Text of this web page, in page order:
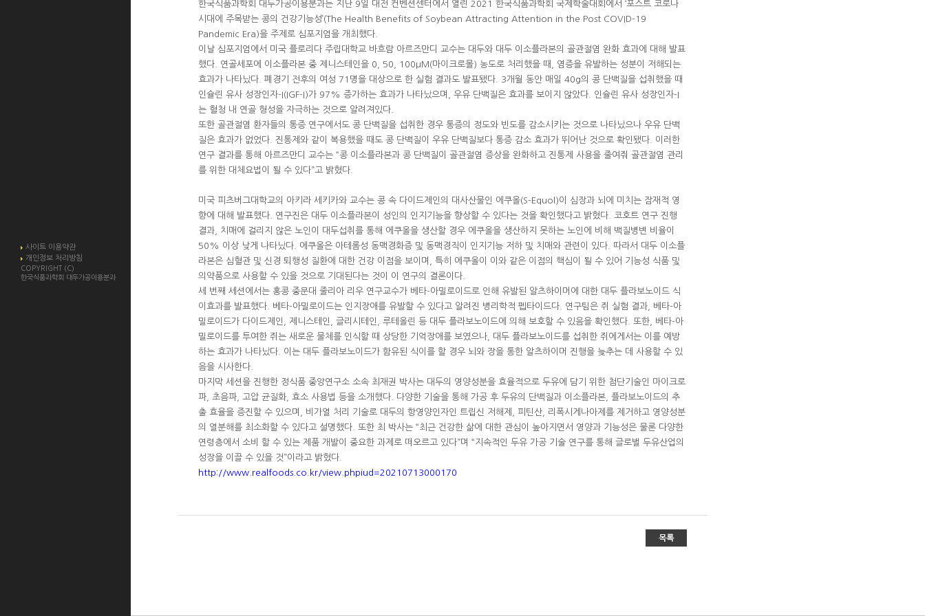
사이트 이용약관
개인정보 처리방침
COPYRIGHT (C)
한국식품과학회 대두가공이용분과
한국식품과학회 대두가공이용분과는 지난 9일 대전 컨벤션센터에서 열린 2021 한국식품과학회 국제학술대회에서 ‘포스트 코로나
시대에 주목받는 콩의 건강기능성’(The Health Benefits of Soybean Attracting Attention in the Post COVID-19
Pandemic Era)을 주제로 심포지엄을 개최했다.
이날 심포지엄에서 미국 플로리다 주립대학교 바흐람 아르즈만디 교수는 대두와 대두 이소플라본의 골관절염 완화 효과에 대해 발표
했다. 연골세포에 이소플라본 중 제니스테인을 0, 50, 100µM(마이크로몰) 농도로 처리했을 때, 염증을 유발하는 성분이 저해되는
효과가 나타났다. 폐경기 전후의 여성 71명을 대상으로 한 실험 결과도 발표됐다. 3개월 동안 매일 40g의 콩 단백질을 섭취했을 때
인슐린 유사 성장인자-I(IGF-I)가 97% 증가하는 효과가 나타났으며, 우유 단백질은 효과를 보이지 않았다. 인슐린 유사 성장인자-I
는 혈청 내 연골 형성을 자극하는 것으로 알려져있다.
또한 골관절염 환자들의 통증 연구에서도 콩 단백질을 섭취한 경우 통증의 정도와 빈도를 감소시키는 것으로 나타났으나 우유 단백
질은 효과가 없었다. 진통제와 같이 복용했을 때도 콩 단백질이 우유 단백질보다 통증 감소 효과가 뛰어난 것으로 확인됐다. 이러한
연구 결과를 통해 아르즈만디 교수는 “콩 이소플라본과 콩 단백질이 골관절염 증상을 완화하고 진통제 사용을 줄여줘 골관절염 관리
를 위한 대체요법이 될 수 있다”고 밝혔다.
미국 피츠버그대학교의 아키라 세키카와 교수는 콩 속 다이드제인의 대사산물인 에쿠올(S-Equol)이 심장과 뇌에 미치는 잠재적 영
향에 대해 발표했다. 연구진은 대두 이소플라본이 성인의 인지기능을 향상할 수 있다는 것을 확인했다고 밝혔다. 코호트 연구 진행
결과, 치매에 걸리지 않은 노인이 대두섭취를 통해 에쿠올을 생산할 경우 에쿠올을 생산하지 못하는 노인에 비해 백질병변 비율이
50% 이상 낮게 나타났다. 에쿠올은 아테롬성 동맥경화증 및 동맥경직이 인지기능 저하 및 치매와 관련이 있다. 따라서 대두 이소플
라본은 심혈관 및 신경 퇴행성 질환에 대한 건강 이점을 보이며, 특히 에쿠올이 이와 같은 이점의 핵심이 될 수 있어 기능성 식품 및
의약품으로 사용할 수 있을 것으로 기대된다는 것이 이 연구의 결론이다.
세 번째 세션에서는 홍콩 중문대 줄리아 리우 연구교수가 베타-아밀로이드로 인해 유발된 알츠하이머에 대한 대두 플라보노이드 식
이효과를 발표했다. 베타-아밀로이드는 인지장애를 유발할 수 있다고 알려진 병리학적 펩타이드다. 연구팀은 쥐 실험 결과, 베타-아
밀로이드가 다이드제인, 제니스테인, 글리시테인, 루테올린 등 대두 플라보노이드에 의해 보호할 수 있음을 확인했다. 또한, 베타-아
밀로이드를 투여한 쥐는 새로운 물체를 인식할 때 상당한 기억장애를 보였으나, 대두 플라보노이드를 섭취한 쥐에게서는 이를 예방
하는 효과가 나타났다. 이는 대두 플라보노이드가 함유된 식이를 할 경우 뇌와 장을 통한 알츠하이머 진행을 늦추는 데 사용할 수 있
음을 시사한다.
마지막 세션을 진행한 정식품 중앙연구소 소속 최재권 박사는 대두의 영양성분을 효율적으로 두유에 담기 위한 첨단기술인 마이크로
파, 초음파, 고압 균질화, 효소 사용법 등을 소개했다. 다양한 기술을 통해 가공 후 두유의 단백질과 이소플라본, 플라보노이드의 추
출 효율을 증진할 수 있으며, 비가열 처리 기술로 대두의 항영양인자인 트립신 저해제, 피틴산, 리폭시게나아제를 제거하고 영양성분
의 열분해를 최소화할 수 있다고 설명했다. 또한 최 박사는 “최근 건강한 삶에 대한 관심이 높아지면서 영양과 기능성은 물론 다양한
연령층에서 소비 할 수 있는 제품 개발이 중요한 과제로 떠오르고 있다”며 “지속적인 두유 가공 기술 연구를 통해 글로벌 두유산업의
성장을 이끌 수 있을 것”이라고 밝혔다.
http://www.realfoods.co.kr/view.php¡ud=20210713000170